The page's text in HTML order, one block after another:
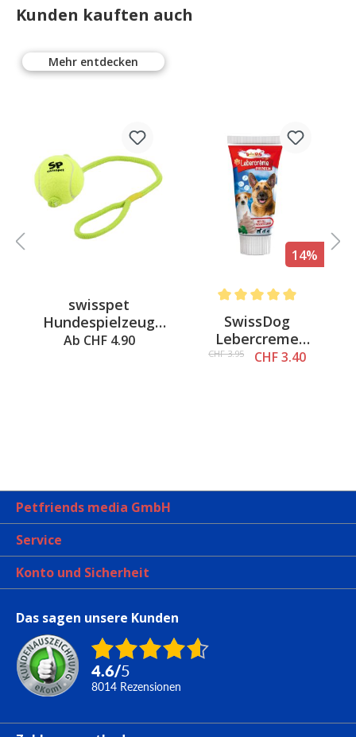
Kunden kauften auch
Mehr entdecken
out of 5 starsswisspet
Hundespielzeug
Smash & Play
Ab CHF 4.90
14%
Average rating of 4.9 out
SwissDog
Lebercreme
Premium, 75g
CHF 3.95 CHF 3.40
Petfriends media GmbH
Service
Konto und Sicherheit
Das sagen unsere Kunden
4.6/5
8014 Rezensionen